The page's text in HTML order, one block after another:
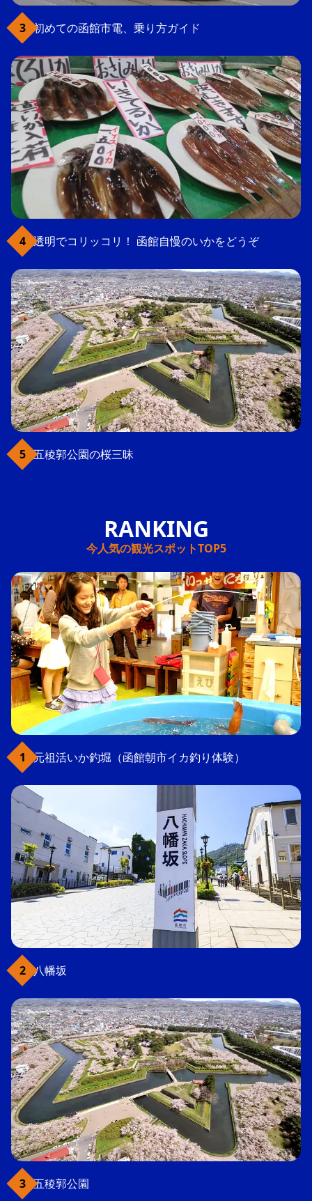
初めての函館市電、乗り方ガイド
透明でコリッコリ！ 函館自慢のいかをどうぞ
五稜郭公園の桜三昧
今人気の観光スポットTOP5
元祖活いか釣堀（函館朝市イカ釣り体験）
八幡坂
五稜郭公園